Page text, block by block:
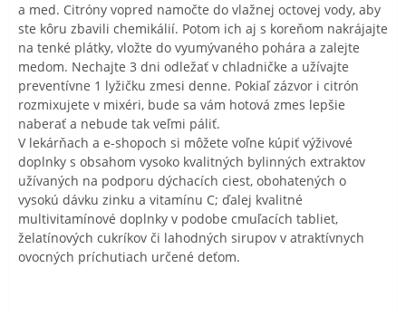
a med. Citróny vopred namočte do vlažnej octovej vody, aby
ste kôru zbavili chemikálií. Potom ich aj s koreňom nakrájajte
na tenké plátky, vložte do vyumývaného pohára a zalejte
medom. Nechajte 3 dni odležať v chladničke a užívajte
preventívne 1 lyžičku zmesi denne. Pokiaľ zázvor i citrón
rozmixujete v mixéri, bude sa vám hotová zmes lepšie
naberať a nebude tak veľmi páliť.
V lekárňach a e-shopoch si môžete voľne kúpiť výživové
doplnky s obsahom vysoko kvalitných bylinných extraktov
užívaných na podporu dýchacích ciest, obohatených o
vysokú dávku zinku a vitamínu C; ďalej kvalitné
multivitamínové doplnky v podobe cmuľacích tabliet,
želatínových cukríkov či lahodných sirupov v atraktívnych
ovocných príchutiach určené deťom.